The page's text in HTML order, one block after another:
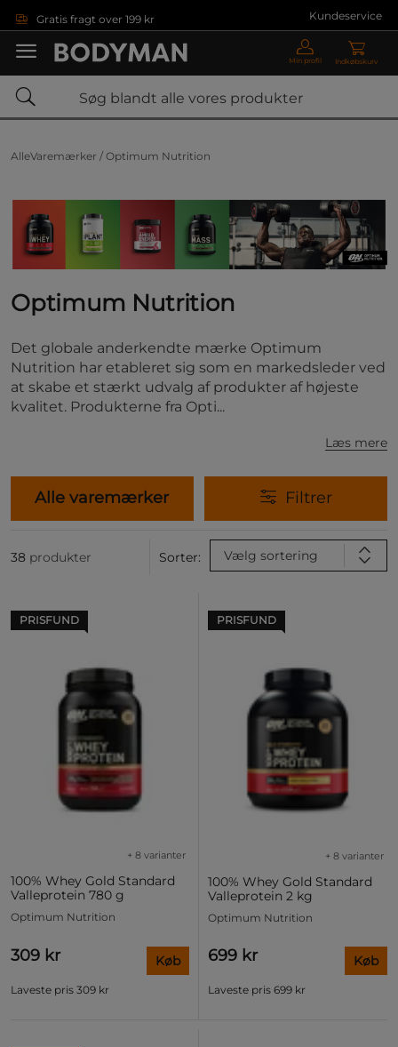
Gratis fragt over 199 kr Kundeservice
Min profil Indkøbskurv
AlleVaremærker / Optimum Nutrition
Optimum Nutrition
Det globale anderkendte mærke Optimum
Nutrition har etableret sig som en markedsleder ved
at skabe et stærkt udvalg af produkter af højeste
kvalitet. Produkterne fra Opti...
Læs mere
Alle varemærker Filtrer
38 produkter Sorter: Vælg sortering
PRISFUND
100% Whey Gold Standard
Valleprotein 780 g
+ 8 varianter
Optimum Nutrition
309 kr
Laveste pris 309 kr
Køb
PRISFUND
100% Whey Gold Standard
Valleprotein 2 kg
+ 8 varianter
Optimum Nutrition
699 kr
Laveste pris 699 kr
Køb